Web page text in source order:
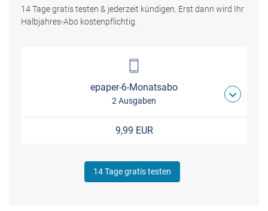
14 Tage gratis testen & jederzeit kündigen. Erst dann wird Ihr
Halbjahres-Abo kostenpflichtig.
epaper-6-Monatsabo
2 Ausgaben
9,99 EUR
14 Tage gratis testen